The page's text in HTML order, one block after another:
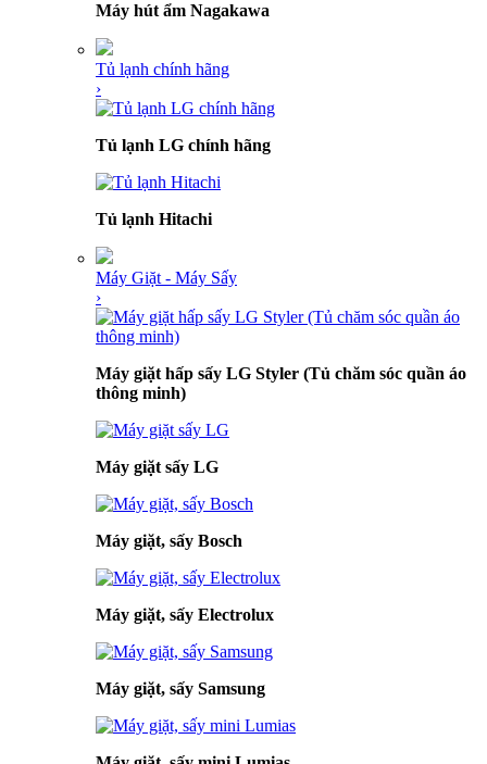
Máy hút ẩm Nagakawa
Tủ lạnh chính hãng
›
Tủ lạnh LG chính hãng
Tủ lạnh Hitachi
Máy Giặt - Máy Sấy
›
Máy giặt hấp sấy LG Styler (Tủ chăm sóc quần áo
thông minh)
Máy giặt sấy LG
Máy giặt, sấy Bosch
Máy giặt, sấy Electrolux
Máy giặt, sấy Samsung